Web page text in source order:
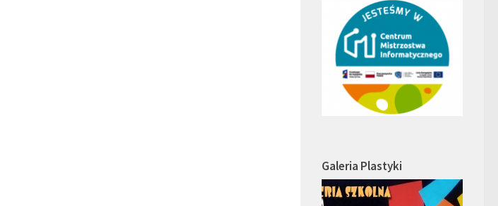
Galeria Plastyki